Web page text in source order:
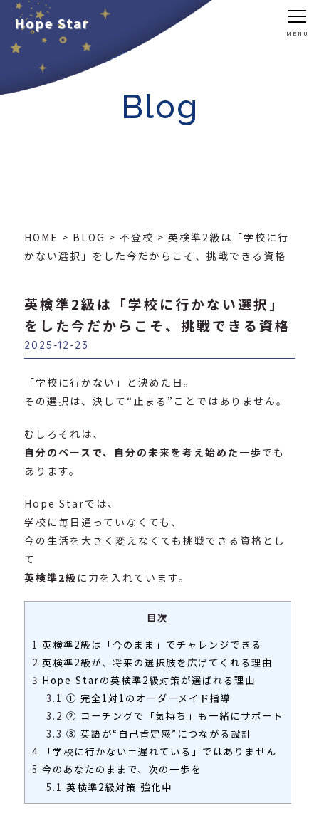
Hope Star
Blog
HOME > BLOG > 不登校 > 英検準2級は「学校に行
かない選択」をした今だからこそ、挑戦できる資格
英検準2級は「学校に行かない選択」
をした今だからこそ、挑戦できる資格
2025-12-23
「学校に行かない」と決めた日。
その選択は、決して“止まる”ことではありません。
むしろそれは、
自分のペースで、自分の未来を考え始めた一歩でも
あります。
Hope Starでは、
学校に毎日通っていなくても、
今の生活を大きく変えなくても挑戦できる資格とし
て
英検準2級 に力を入れています。
目次
1 英検準2級は「今のまま」でチャレンジできる
2 英検準2級が、将来の選択肢を広げてくれる理由
3 Hope Starの英検準2級対策が選ばれる理由
3.1 ① 完全1対1のオーダーメイド指導
3.2 ② コーチングで「気持ち」も一緒にサポート
3.3 ③ 英語が“自己肯定感”につながる設計
4 「学校に行かない＝遅れている」ではありません
5 今のあなたのままで、次の一歩を
5.1 英検準2級対策 強化中